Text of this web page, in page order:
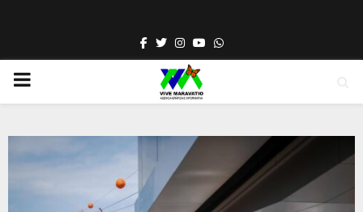
Facebook
TwitterInstagram
YoutubeWhatsapp
PRIMARY